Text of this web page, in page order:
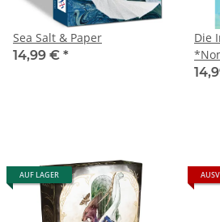
Sea Salt & Paper
14,99 € *
Die
AUF LAGER